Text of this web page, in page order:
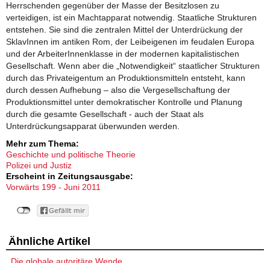
Herrschenden gegenüber der Masse der Besitzlosen zu
verteidigen, ist ein Machtapparat notwendig. Staatliche Strukturen
entstehen. Sie sind die zentralen Mittel der Unterdrückung der
SklavInnen im antiken Rom, der Leibeigenen im feudalen Europa
und der ArbeiterInnenklasse in der modernen kapitalistischen
Gesellschaft. Wenn aber die „Notwendigkeit“ staatlicher Strukturen
durch das Privateigentum an Produktionsmitteln entsteht, kann
durch dessen Aufhebung – also die Vergesellschaftung der
Produktionsmittel unter demokratischer Kontrolle und Planung
durch die gesamte Gesellschaft - auch der Staat als
Unterdrückungsapparat überwunden werden.
Mehr zum Thema:
Geschichte und politische Theorie
Polizei und Justiz
Erscheint in Zeitungsausgabe:
Vorwärts 199 - Juni 2011
Ähnliche Artikel
Die globale autoritäre Wende